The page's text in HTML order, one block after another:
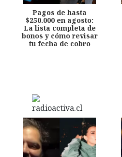
Pagos de hasta
$250.000 en agosto:
La lista completa de
bonos y cómo revisar
tu fecha de cobro